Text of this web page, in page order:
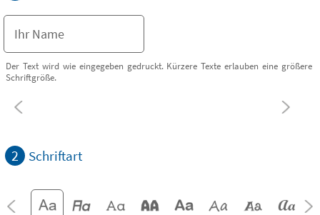
Der Text wird wie eingegeben gedruckt. Kürzere Texte erlauben eine größere
Schriftgröße.
2 Schriftart